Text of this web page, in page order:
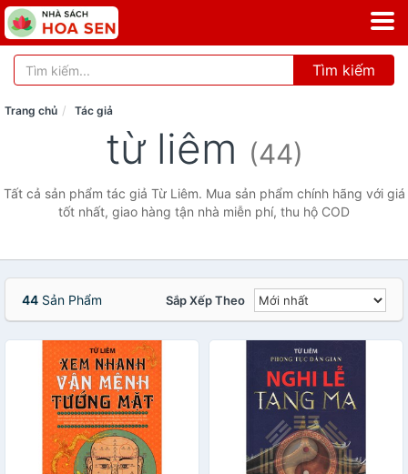
Tìm kiếm
Trang chủ Tác giả
từ liêm (44)
Tất cả sản phẩm tác giả Từ Liêm. Mua sản phẩm chính hãng với giá
tốt nhất, giao hàng tận nhà miễn phí, thu hộ COD
44 Sản Phẩm Sắp Xếp Theo